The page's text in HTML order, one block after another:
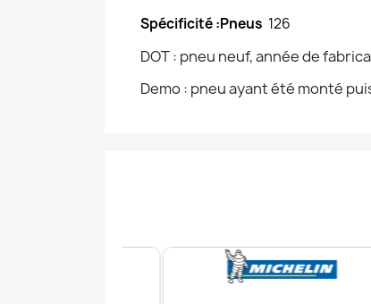
Spécificité :Pneus 126
DOT : pneu neuf, année de
Demo : pneu ayant été monté